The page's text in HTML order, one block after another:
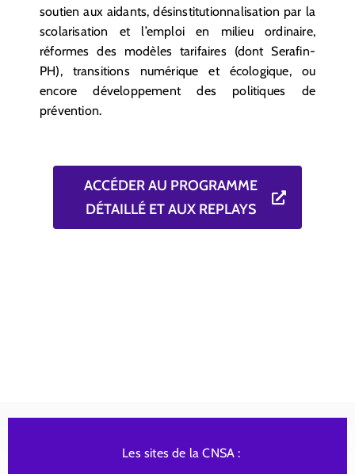
soutien aux aidants, désinstitutionnalisation par la
scolarisation et l’emploi en milieu ordinaire,
réformes des modèles tarifaires (dont Serafin-
PH), transitions numérique et écologique, ou
encore développement des politiques de
prévention.
ACCÉDER AU PROGRAMME
DÉTAILLÉ ET AUX REPLAYS
Les sites de la CNSA :